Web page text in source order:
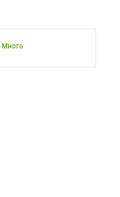
Много